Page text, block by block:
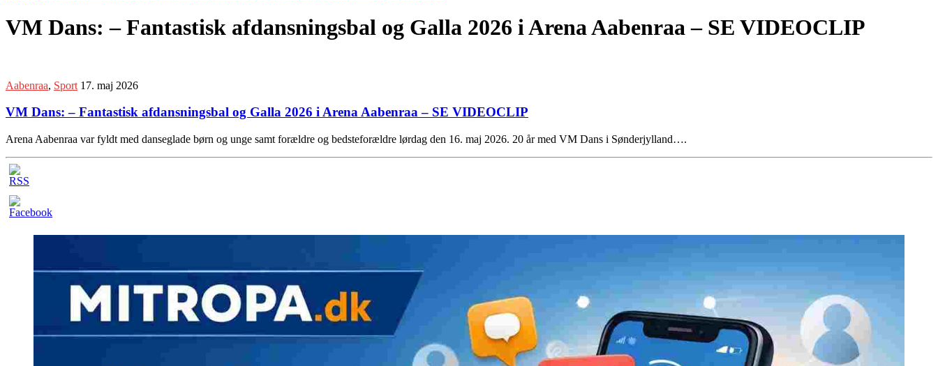
VM Dans: – Fantastisk afdansningsbal og Galla 2026 i Arena Aabenraa – SE VIDEOCLIP
Aabenraa, Sport 17. maj 2026
VM Dans: – Fantastisk afdansningsbal og Galla 2026 i Arena Aabenraa – SE VIDEOCLIP
Arena Aabenraa var fyldt med danseglade børn og unge samt forældre og bedsteforældre lørdag den 16. maj 2026. 20 år med VM Dans i Sønderjylland….